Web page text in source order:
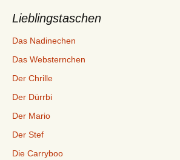
Lieblingstaschen
Das Nadinechen
Das Websternchen
Der Chrille
Der Dürrbi
Der Mario
Der Stef
Die Carryboo